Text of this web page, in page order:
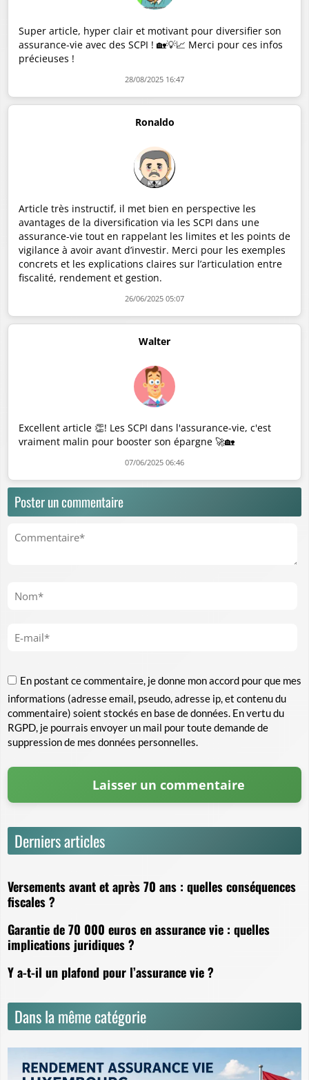
Super article, hyper clair et motivant pour diversifier son
assurance-vie avec des SCPI ! 🏡💡📈 Merci pour ces infos
précieuses !
28/08/2025 16:47
Ronaldo
Article très instructif, il met bien en perspective les
avantages de la diversification via les SCPI dans une
assurance-vie tout en rappelant les limites et les points de
vigilance à avoir avant d’investir. Merci pour les exemples
concrets et les explications claires sur l’articulation entre
fiscalité, rendement et gestion.
26/06/2025 05:07
Walter
Excellent article 👏! Les SCPI dans l'assurance-vie, c'est
vraiment malin pour booster son épargne 🚀🏡
07/06/2025 06:46
Poster un commentaire
En postant ce commentaire, je donne mon accord pour que mes
informations (adresse email, pseudo, adresse ip, et contenu du
commentaire) soient stockés en base de données. En vertu du
RGPD, je pourrais envoyer un mail pour toute demande de
suppression de mes données personnelles.
Derniers articles
Versements avant et après 70 ans : quelles conséquences
fiscales ?
Garantie de 70 000 euros en assurance vie : quelles
implications juridiques ?
Y a-t-il un plafond pour l’assurance vie ?
Dans la même catégorie